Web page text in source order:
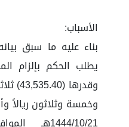
الأسباب:
بناء عليه ما سبق
يطلب الحكم بإلزام
وخمسة وثلاثون ريالاً